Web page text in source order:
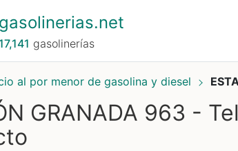
gasolinerias.net
17,141 gasolinerías
al por menor de gasolina y diesel
GRANADA 963 -